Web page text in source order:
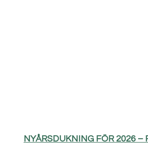
NYÅRSDUKNING FÖR 2026 –